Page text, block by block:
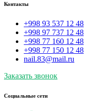
Контакты
+998 93 537 12 48
+998 97 737 12 48
+998 77 160 12 48
+998 77 150 12 48
nail.83@mail.ru
Заказать звонок
Социальные сети